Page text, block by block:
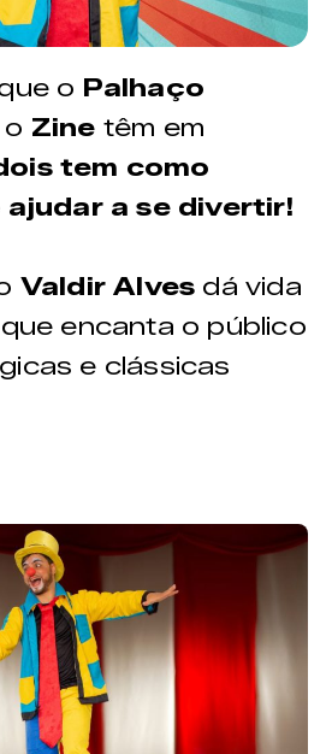
o Palhaço
o Zine têm em
tem como
a se divertir!
Valdir Alves dá vida
encanta o público
e clássicas